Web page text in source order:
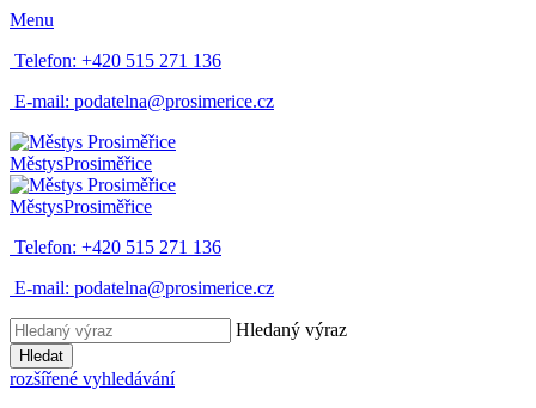
Menu
Telefon: +420 515 271 136
E-mail: podatelna@prosimerice.cz
MěstysProsiměřice
MěstysProsiměřice
Telefon: +420 515 271 136
E-mail: podatelna@prosimerice.cz
Hledaný výraz
Hledat
rozšířené vyhledávání